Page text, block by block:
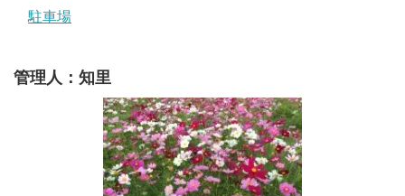
駐車場
管理人：知里